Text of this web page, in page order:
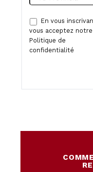
En vous
vous acceptez notre
Politique de
confidentialité